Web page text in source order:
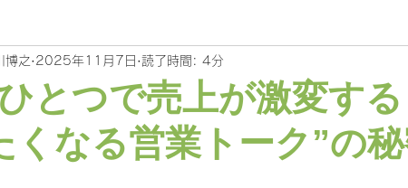
とつで売上が激変す
くなる営業トーク”の
博之 2025年11月7日 読了時間: 4分